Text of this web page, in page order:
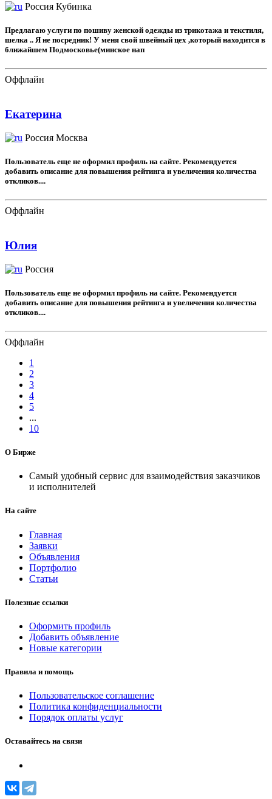
Россия Кубинка
Предлагаю услуги по пошиву женской одежды из трикотажа и текстиля,
шелка .. Я не посредник! У меня свой швейный цех ,который находится в
ближайшем Подмосковье(минское нап
Оффлайн
Екатерина
Россия Москва
Пользователь еще не оформил профиль на сайте. Рекомендуется
добавить описание для повышения рейтинга и увеличения количества
откликов....
Оффлайн
Юлия
Россия
Пользователь еще не оформил профиль на сайте. Рекомендуется
добавить описание для повышения рейтинга и увеличения количества
откликов....
Оффлайн
1
2
3
4
5
...
10
О Бирже
Самый удобный сервис для взаимодействия заказчиков
и исполнителей
На сайте
Главная
Заявки
Объявления
Портфолио
Статьи
Полезные ссылки
Оформить профиль
Добавить объявление
Новые категории
Правила и помощь
Пользовательское соглашение
Политика конфиденциальности
Порядок оплаты услуг
Оставайтесь на связи